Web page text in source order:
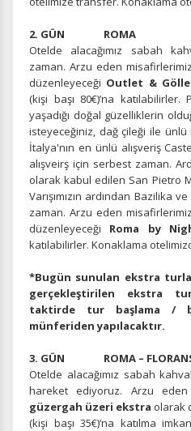
2. GÜN ROMA
Otelde alacağımız sabah
zaman. Arzu eden
düzenleyeceği Outlet &
(kişi başı 80€)’na
yaşadığı doğal güzelliklerin
isteyeceğiniz, dağ çileği ile
İtalya'nın en ünlü alışveriş
alışveirş için serbest zaman.
olarak kabul edilen San Pietro
Varışımızın ardından Bazilika
zaman. Arzu eden
düzenleyeceği Roma by
katılabilirler. Konaklama
*Bugün sunulan ekstra
gerçekleştirilen ekstra
taktirde tur başlama /
münferiden yapılacaktır.
3. GÜN ROMA –
Otelde alacağımız sabah
hareket ediyoruz. Arzu eden
güzergah üzeri ekstra olarak
(kişi başı 35€)’na katılma